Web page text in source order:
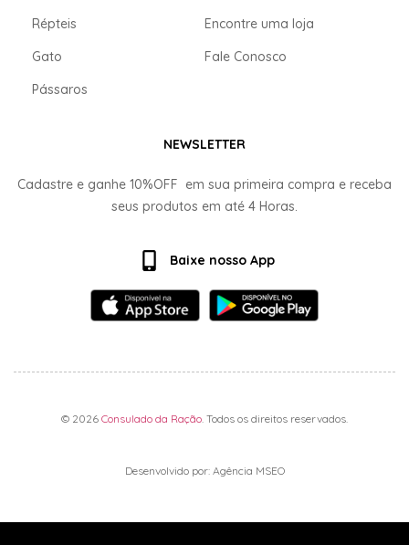
Répteis
Gato
Pássaros
Encontre uma loja
Fale Conosco
NEWSLETTER
Cadastre e ganhe 10%OFF em sua primeira compra e receba
seus produtos em até 4 Horas.
Baixe nosso App
© 2026 Consulado da Ração. Todos os direitos reservados.
Desenvolvido por: Agência MSEO